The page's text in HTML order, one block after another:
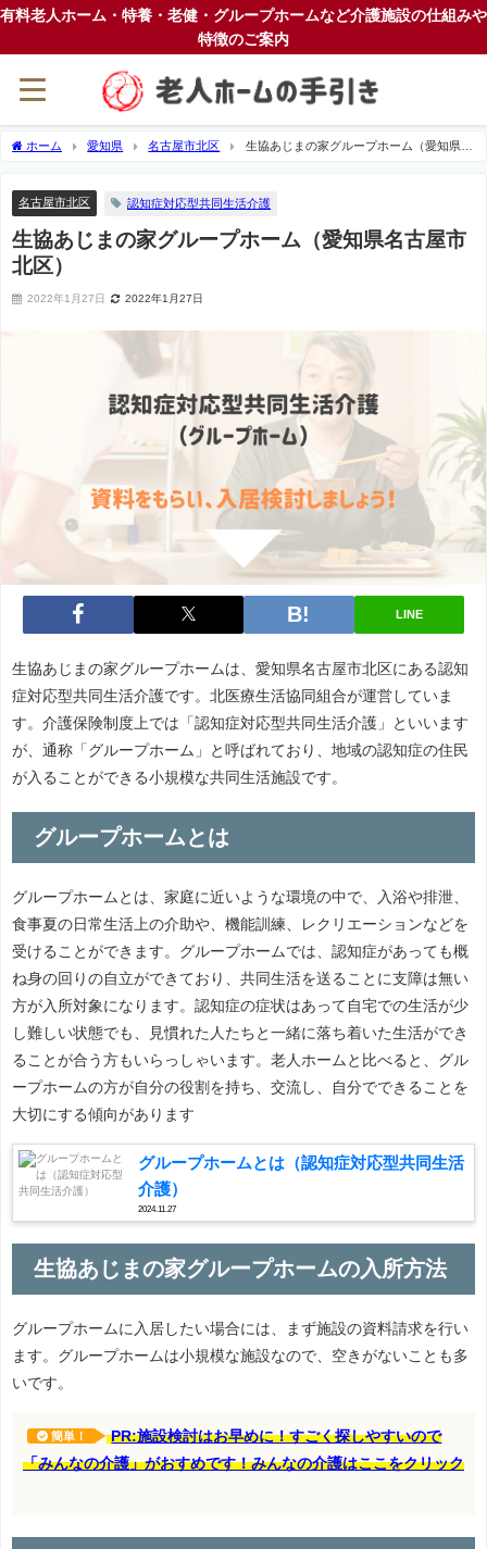
有料老人ホーム・特養・老健・グループホームなど介護施設の仕組みや
特徴のご案内
ホーム 愛知県 名古屋市北区
生協あじまの家グループホーム（愛知県名
名古屋市北区 認知症対応型共同生活介護
生協あじまの家グループホーム（愛知県名古屋市
北区）
2022年1月27日 2022年1月27日
LINE
生協あじまの家グループホームは、愛知県名古屋市北区にある認知
症対応型共同生活介護です。北医療生活協同組合が運営していま
す。介護保険制度上では「認知症対応型共同生活介護」といいます
が、通称「グループホーム」と呼ばれており、地域の認知症の住民
が入ることができる小規模な共同生活施設です。
グループホームとは
グループホームとは、家庭に近いような環境の中で、入浴や排泄、
食事夏の日常生活上の介助や、機能訓練、レクリエーションなどを
受けることができます。グループホームでは、認知症があっても概
ね身の回りの自立ができており、共同生活を送ることに支障は無い
方が入所対象になります。認知症の症状はあって自宅での生活が少
し難しい状態でも、見慣れた人たちと一緒に落ち着いた生活ができ
ることが合う方もいらっしゃいます。老人ホームと比べると、グル
ープホームの方が自分の役割を持ち、交流し、自分でできることを
大切にする傾向があります
グループホームとは（認知症対応型共同生活
介護）
2024.11.27
生協あじまの家グループホームの入所方法
グループホームに入居したい場合には、まず施設の資料請求を行い
ます。グループホームは小規模な施設なので、空きがないことも多
いです。
簡単！
PR:施設検討はお早めに！すごく探しやすいので
「みんなの介護」がおすめです！みんなの介護はここをクリック